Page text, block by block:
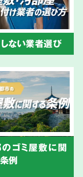
ない業者選び
ゴミ屋敷に関
例